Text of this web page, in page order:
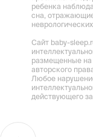
ребенка
сна,
Сайт baby-
размещенные на
авторского
Любое
действующего